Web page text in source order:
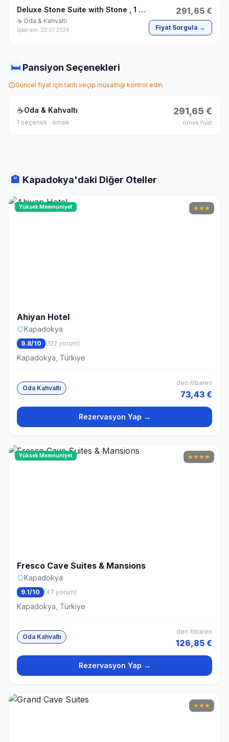
Deluxe Stone Suite with Stone , 1 Double Bed
☕ Oda & Kahvaltı
İptal son: 23.07.2026
291,65 €
Fiyat Sorgula →
🛏 Pansiyon Seçenekleri
Güncel fiyat için tarih seçip müsaitliği kontrol edin.
☕Oda & Kahvaltı
1 seçenek · örnek
291,65 €
örnek fiyat
🏨 Kapadokya'daki Diğer Oteller
Yüksek Memnuniyet ★★★
Ahiyan Hotel
Kapadokya
9.8/10 (122 yorum)
Kapadokya, Türkiye
Oda Kahvaltı
den itibaren
73,43 €
Rezervasyon Yap →
Yüksek Memnuniyet ★★★★
Fresco Cave Suites & Mansions
Kapadokya
9.1/10 (47 yorum)
Kapadokya, Türkiye
Oda Kahvaltı
den itibaren
126,85 €
Rezervasyon Yap →
★★★